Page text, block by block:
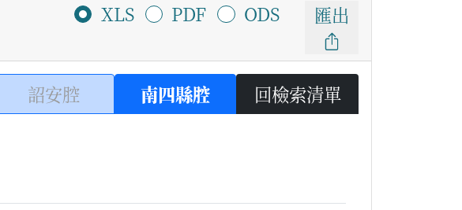
XLS PDF ODS 匯出
詔安腔 南四縣腔 回檢索清單